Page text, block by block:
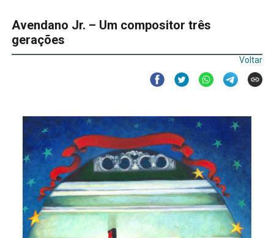
Avendano Jr. – Um compositor três
gerações
Voltar